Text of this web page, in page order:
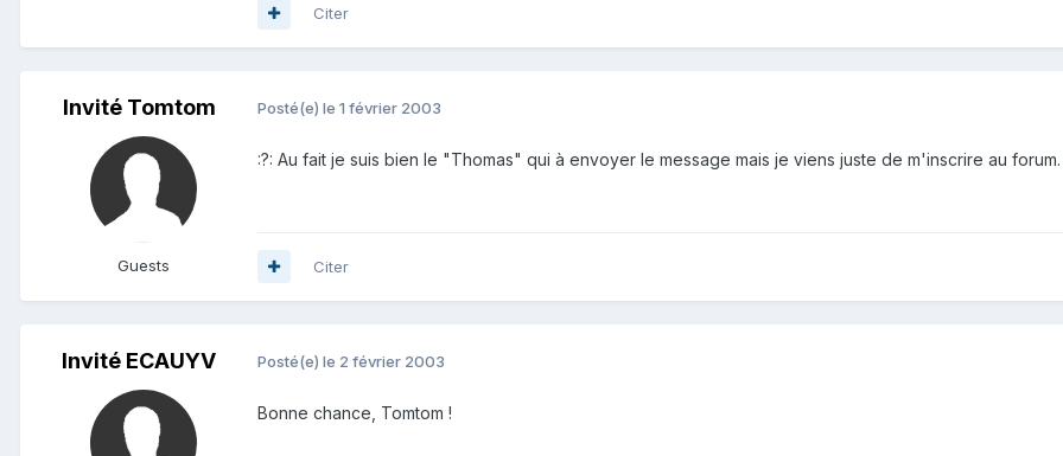
Citer
Invité Tomtom
Guests
Posté(e) le 1 février 2003
:?: Au fait je suis bien le "Thomas" qui à envoyer le message mais je viens juste de m'inscrire au forum.
Citer
Invité ECAUYV Posté(e) le 2 février 2003
Bonne chance, Tomtom !